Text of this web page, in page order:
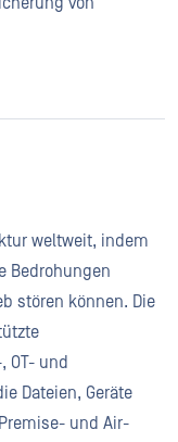
weltweit, indem
Bedrohungen
stören können. Die
OT- und
Dateien, Geräte
und Air-